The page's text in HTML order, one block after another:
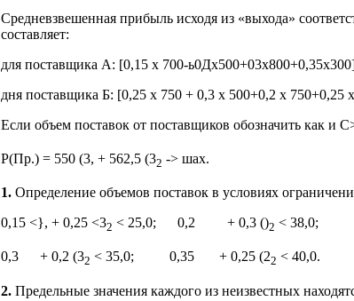
Средневзвешенная прибыль исходя из «выхода»
составляет:
для поставщика А: [0,15 x 700-
дня поставщика Б: [0,25 х 750 + 0,3 х 500+0,2 х 750+0,25
Если объем поставок от поставщиков обозначить как и
Р(Пр.) = 550 (3, + 562,5 (32 -> шах.
1. Определение объемов поставок в условиях
0,15 <}, + 0,25 <32 < 25,0; 0,2 + 0,3 ()2 < 38,0;
0,3 + 0,2 (32 < 35,0; 0,35 + 0,25 (22 < 40,0.
2. Предельные значения каждого из неизвестных